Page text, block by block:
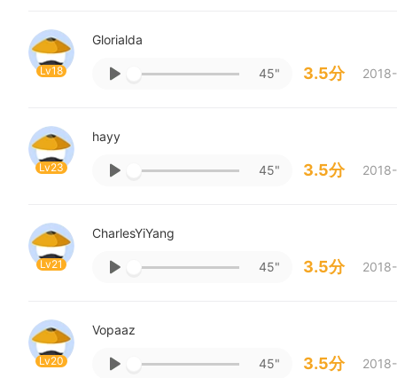
Lv18
Glorialda
45" 3.5分
Lv23
hayy
45" 3.5分
Lv21
CharlesYiYang
45" 3.5分
Lv20
Vopaaz
45" 3.5分